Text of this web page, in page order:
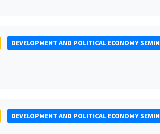
DEVELOPMENT AND POLITICAL ECONOMY
DEVELOPMENT AND POLITICAL ECONOMY